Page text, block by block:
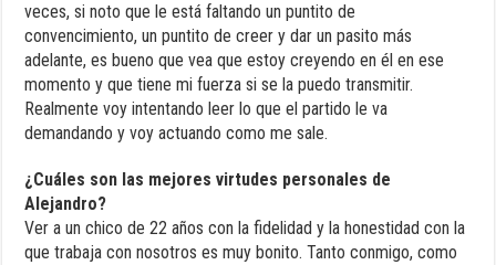
veces, si noto que le está faltando un puntito de
convencimiento, un puntito de creer y dar un pasito más
adelante, es bueno que vea que estoy creyendo en él en ese
momento y que tiene mi fuerza si se la puedo transmitir.
Realmente voy intentando leer lo que el partido le va
demandando y voy actuando como me sale.
¿Cuáles son las mejores virtudes personales de
Alejandro?
Ver a un chico de 22 años con la fidelidad y la honestidad con la
que trabaja con nosotros es muy bonito. Tanto conmigo, como